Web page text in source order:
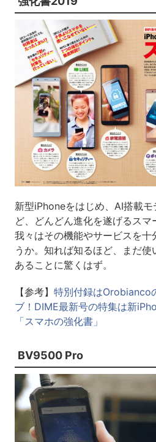
新型iPhoneをはじめ、AI搭載
ど、どんどん進化を遂げるスマ
我々はその機能やサービスを十
うか。知れば知るほど、まだ
あることに驚くはず。
【参考】 特別付録はOrobianco
ブ！DIME最新号の特集は新
「スマホの強化書」
BV9500 Pro